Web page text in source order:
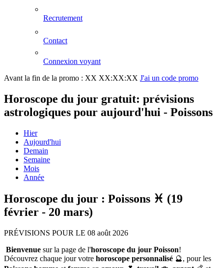
Recrutement
Contact
Connexion voyant
Avant la fin de la promo : XX XX:XX:XX J'ai un code promo
Horoscope du jour gratuit: prévisions
astrologiques pour aujourd'hui - Poissons
Hier
Aujourd'hui
Demain
Semaine
Mois
Année
Horoscope du jour : Poissons ♓ (19
février - 20 mars)
PRÉVISIONS POUR LE 08 août 2026
Bienvenue sur la page de l'horoscope du jour Poisson!
Découvrez chaque jour votre horoscope personnalisé 🔮, pour les